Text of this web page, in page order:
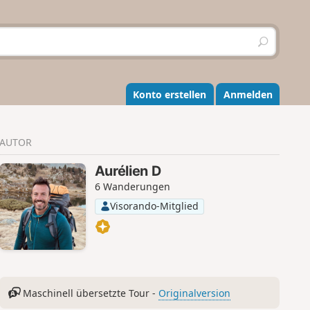
S
u
h
e
n
Konto erstellen Anmelden
AUTOR
Aurélien D
6 Wanderungen
Visorando-Mitglied
Maschinell übersetzte Tour - Originalversion